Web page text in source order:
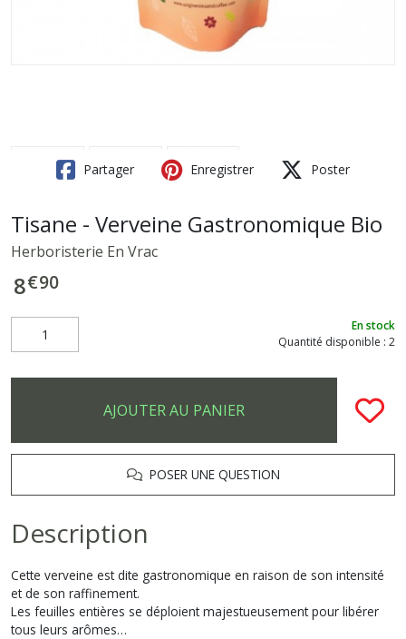
Partager Enregistrer Poster
Tisane - Verveine Gastronomique Bio
Herboristerie En Vrac
8€90
En stock
Quantité disponible : 2
AJOUTER AU PANIER
POSER UNE QUESTION
Description
Cette verveine est dite gastronomique en raison de son intensité
et de son raffinement.
Les feuilles entières se déploient majestueusement pour libérer
tous leurs arômes…